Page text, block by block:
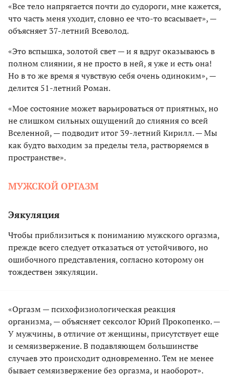
«Все тело напрягается почти до судороги, мне кажется,
что часть меня уходит, словно ее что-то всасывает», —
объясняет 37-летний Всеволод.
«Это вспышка, золотой свет — и я вдруг оказываюсь в
полном слиянии, я не просто в ней, я уже и есть она!
Но в то же время я чувствую себя очень одиноким», —
делится 51-летний Роман.
«Мое состояние может варьироваться от приятных, но
не слишком сильных ощущений до слияния со всей
Вселенной, — подводит итог 39-летний Кирилл. — Мы
как будто выходим за пределы тела, растворяемся в
пространстве».
МУЖСКОЙ ОРГАЗМ
Эякуляция
Чтобы приблизиться к пониманию мужского оргазма,
прежде всего следует отказаться от устойчивого, но
ошибочного представления, согласно которому он
тождествен эякуляции.
«Оргазм — психофизиологическая реакция
организма, — объясняет сексолог Юрий Прокопенко. —
У мужчины, в отличие от женщины, присутствует еще
и семяизвержение. В подавляющем большинстве
случаев это происходит одновременно. Тем не менее
бывает семяизвержение без оргазма, и наоборот».